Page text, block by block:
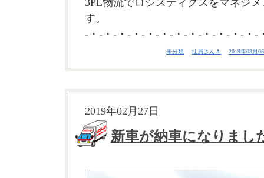
す。
-・-・-・-・-・-・-・-・-・-・-・-・-
未分類 社員さんＡ 2019年03月
2019年02月27日
新車が納車になりまし